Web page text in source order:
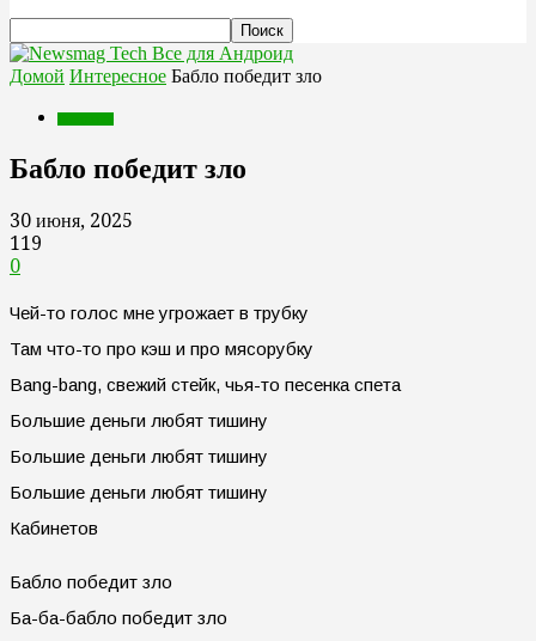
Все для Андроид
Домой Интересное Бабло победит зло
Бабло победит зло
30 июня, 2025
119
0
Чей-то голос мне угрожает в трубку
Там что-то про кэш и про мясорубку
Bang-bang, свежий стейк, чья-то песенка спета
Большие деньги любят тишину
Большие деньги любят тишину
Большие деньги любят тишину
Кабинетов
Бабло победит зло
Ба-ба-бабло победит зло